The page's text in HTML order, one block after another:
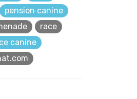
pension canine
race
canine